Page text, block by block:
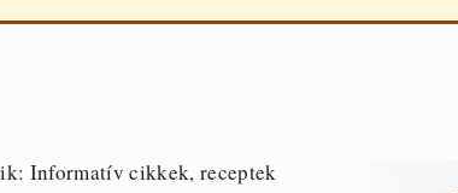
Informatív cikkek, receptek